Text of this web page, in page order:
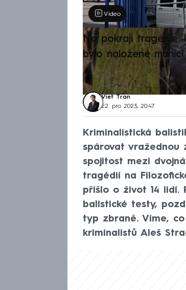
Video
Na pokraji tragédie:
bylo naložené municí
Viet Tran
22. pro 2023, 20:47
Kriminalistická
spárovat vražednou
spojitost mezi
tragédií na
přišlo o život 14 lidí.
balistické testy,
typ zbraně. Víme,
kriminalistů Aleš